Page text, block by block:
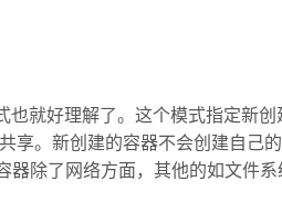
也就好理解了。这个模式指定新
享。新创建的容器不会创建自己
器除了网络方面，其他的如文件